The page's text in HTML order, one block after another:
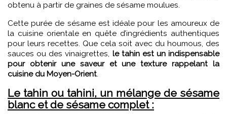
obtenu à partir de graines de sésame moulues.
Cette purée de sésame est idéale pour les amoureux de
la cuisine orientale en quête d’ingrédients authentiques
pour leurs recettes. Que cela soit avec du houmous, des
sauces ou des vinaigrettes, le tahin est un indispensable
pour obtenir une saveur et une texture rappelant la
cuisine du Moyen-Orient.
Le tahin ou tahini, un mélange de sésame
blanc et de sésame complet :